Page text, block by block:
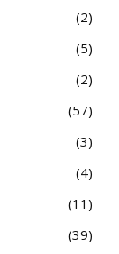
2
5
2
57
3
4
11
39